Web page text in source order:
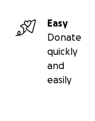
Easy
Donate
quickly
and
easily